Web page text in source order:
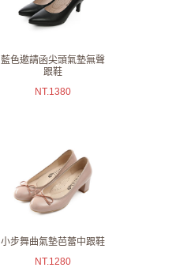
藍色邀請函尖頭氣墊無聲
跟鞋
NT.1380
小步舞曲氣墊芭蕾中跟鞋
NT.1280